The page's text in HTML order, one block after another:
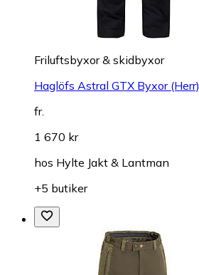
Friluftsbyxor & skidbyxor
Haglöfs Astral GTX Byxor (Herr)
fr.
1 670 kr
hos Hylte Jakt & Lantman
+5 butiker